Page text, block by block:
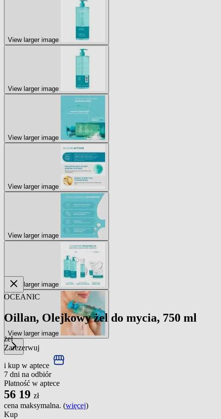
View larger image
View larger image
View larger image
View larger image
View larger image
View larger image
View larger image
OCEANIC
Oillan, Olejkowy żel do mycia, 750 ml
żel
Zarezerwuj
i kup w aptece
7 dni na odbiór
Płatność w aptece
56 19 zł
cena maksymalna. (więcej)
Kup